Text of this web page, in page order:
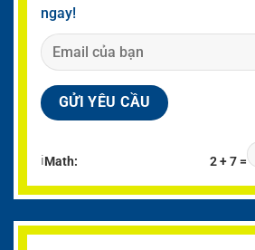
ngay!
ℹMath: 2 + 7 =